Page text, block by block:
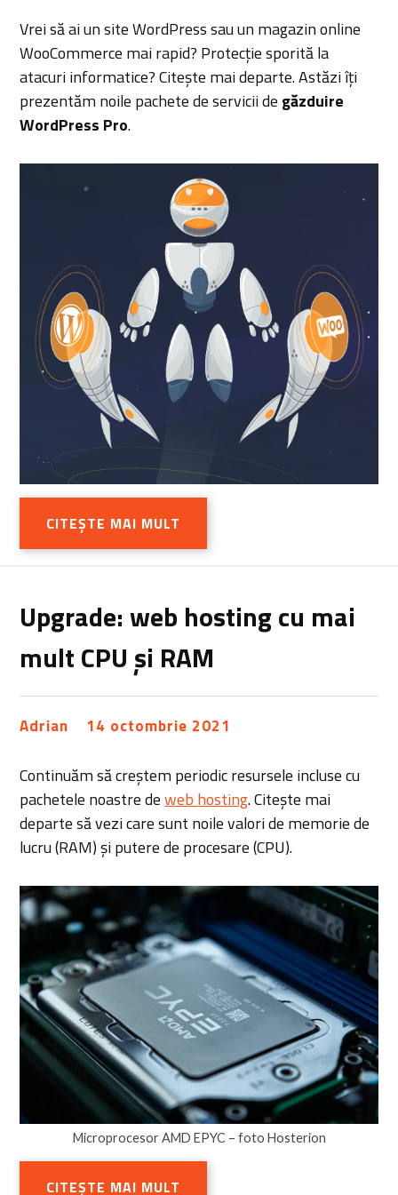
Vrei să ai un site WordPress sau un magazin online
WooCommerce mai rapid? Protecție sporită la
atacuri informatice? Citește mai departe. Astăzi îți
prezentăm noile pachete de servicii de găzduire
WordPress Pro.
CITEȘTE MAI MULT
Upgrade: web hosting cu mai
mult CPU și RAM
Adrian 14 octombrie 2021
Continuăm să creștem periodic resursele incluse cu
pachetele noastre deweb hosting. Citește mai
departe să vezi care sunt noile valori de memorie de
lucru (RAM) și putere de procesare (CPU).
Microprocesor AMD EPYC – foto Hosterion
CITEȘTE MAI MULT